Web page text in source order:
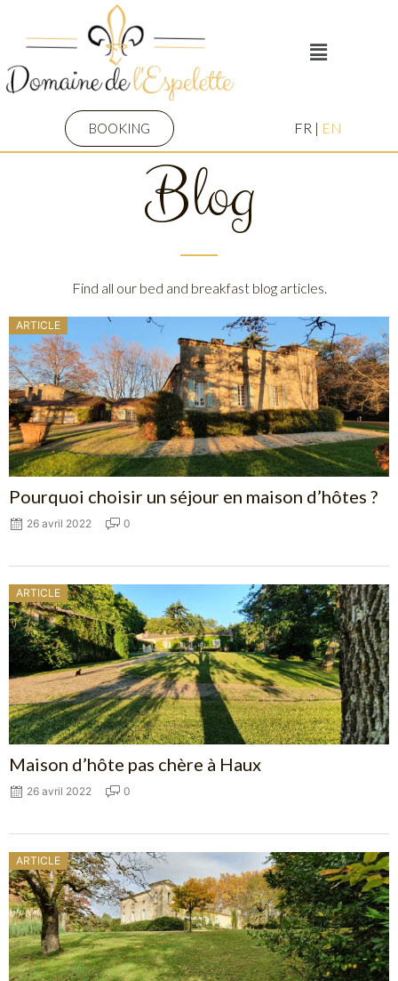
BOOKING FR | EN
Blog
Find all our bed and breakfast blog articles.
ARTICLE
Pourquoi choisir un séjour en maison d’hôtes ?
26 avril 2022 0
ARTICLE
Maison d’hôte pas chère à Haux
26 avril 2022 0
ARTICLE